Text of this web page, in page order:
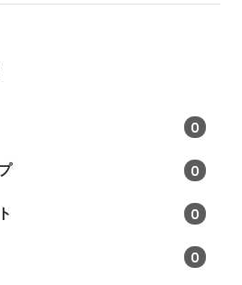
0
0
0
0